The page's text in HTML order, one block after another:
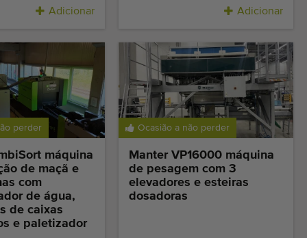
Adicionar Adicionar
perder
máquina
de maçã e
com
de água,
de caixas
e paletizador
Ocasião a não perder
Manter VP16000 máquina
de pesagem com 3
elevadores e esteiras
dosadoras